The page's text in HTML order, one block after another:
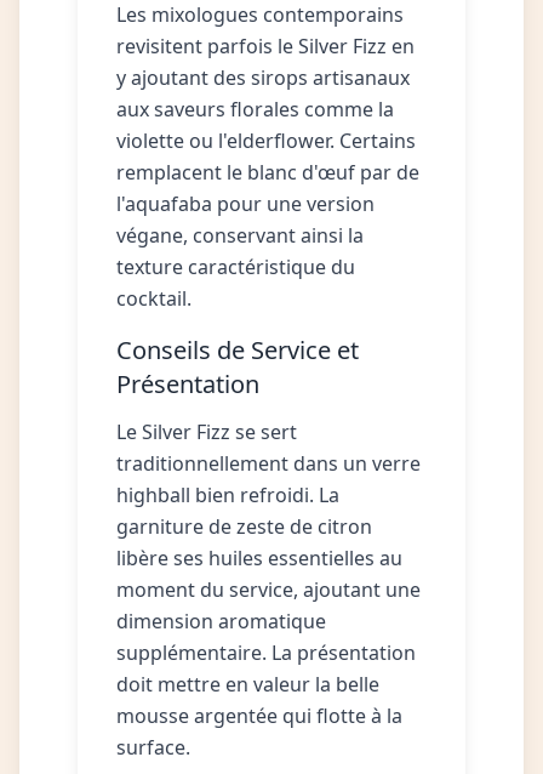
Les mixologues contemporains
revisitent parfois le Silver Fizz en
y ajoutant des sirops artisanaux
aux saveurs florales comme la
violette ou l'elderflower. Certains
remplacent le blanc d'œuf par de
l'aquafaba pour une version
végane, conservant ainsi la
texture caractéristique du
cocktail.
Conseils de Service et
Présentation
Le Silver Fizz se sert
traditionnellement dans un verre
highball bien refroidi. La
garniture de zeste de citron
libère ses huiles essentielles au
moment du service, ajoutant une
dimension aromatique
supplémentaire. La présentation
doit mettre en valeur la belle
mousse argentée qui flotte à la
surface.